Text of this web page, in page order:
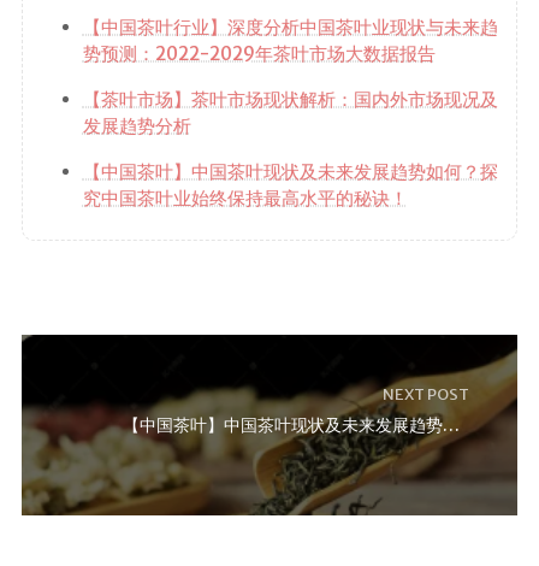
【中国茶叶行业】深度分析中国茶叶业现状与未来趋
势预测：2022-2029年茶叶市场大数据报告
【茶叶市场】茶叶市场现状解析：国内外市场现况及
发展趋势分析
【中国茶叶】中国茶叶现状及未来发展趋势如何？探
究中国茶叶业始终保持最高水平的秘诀！
NEXT POST
【中国茶叶】中国茶叶现状及未来发展趋势如何？探究中国茶叶业始终保持最高水平的秘诀！